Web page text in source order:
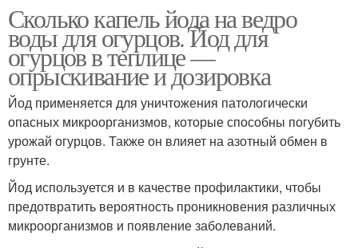
Сколько капель йода на ведро
воды для огурцов. Йод для
огурцов в теплице —
опрыскивание и дозировка
Йод применяется для уничтожения патологически
опасных микроорганизмов, которые способны погубить
урожай огурцов. Также он влияет на азотный обмен в
грунте.
Йод используется и в качестве профилактики, чтобы
предотвратить вероятность проникновения различных
микроорганизмов и появление заболеваний.